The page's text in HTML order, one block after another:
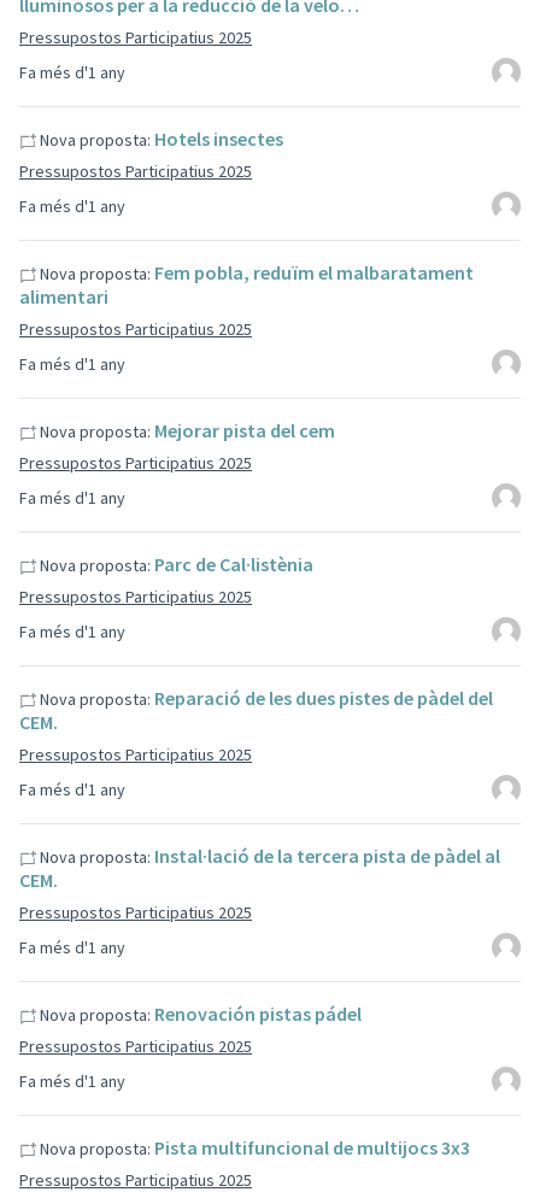
Fa més d'1 any
lluminosos per a la reducció de la velo…
Pressupostos Participatius 2025
Fa més d'1 any
Nova proposta: Hotels insectes
Pressupostos Participatius 2025
Fa més d'1 any
Nova proposta: Fem pobla, reduïm el malbaratament
alimentari
Pressupostos Participatius 2025
Fa més d'1 any
Nova proposta: Mejorar pista del cem
Pressupostos Participatius 2025
Fa més d'1 any
Nova proposta: Parc de Cal·listènia
Pressupostos Participatius 2025
Fa més d'1 any
Nova proposta: Reparació de les dues pistes de pàdel del
CEM.
Pressupostos Participatius 2025
Fa més d'1 any
Nova proposta: Instal·lació de la tercera pista de pàdel al
CEM.
Pressupostos Participatius 2025
Fa més d'1 any
Nova proposta: Renovación pistas pádel
Pressupostos Participatius 2025
Nova proposta: Pista multifuncional de multijocs 3x3
Pressupostos Participatius 2025